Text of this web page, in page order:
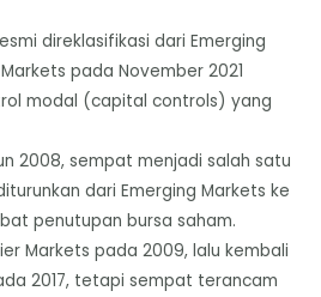
direklasifikasi dari Emerging
pada November 2021
modal (capital controls) yang
2008, sempat menjadi salah satu
dari Emerging Markets ke
penutupan bursa saham.
Markets pada 2009, lalu kembali
2017, tetapi sempat terancam